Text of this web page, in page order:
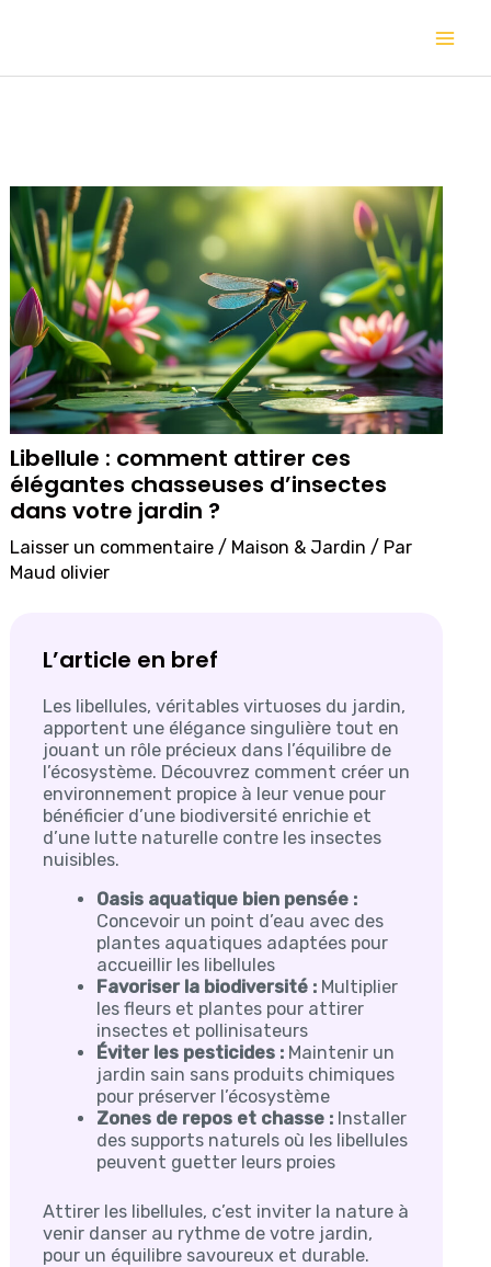
Libellule : comment attirer ces
élégantes chasseuses d’insectes
dans votre jardin ?
Laisser un commentaire / Maison & Jardin / Par
Maud olivier
L’article en bref
Les libellules, véritables virtuoses du jardin,
apportent une élégance singulière tout en
jouant un rôle précieux dans l’équilibre de
l’écosystème. Découvrez comment créer un
environnement propice à leur venue pour
bénéficier d’une biodiversité enrichie et
d’une lutte naturelle contre les insectes
nuisibles.
Oasis aquatique bien pensée :
Concevoir un point d’eau avec des
plantes aquatiques adaptées pour
accueillir les libellules
Favoriser la biodiversité : Multiplier
les fleurs et plantes pour attirer
insectes et pollinisateurs
Éviter les pesticides : Maintenir un
jardin sain sans produits chimiques
pour préserver l’écosystème
Zones de repos et chasse : Installer
des supports naturels où les libellules
peuvent guetter leurs proies
Attirer les libellules, c’est inviter la nature à
venir danser au rythme de votre jardin,
pour un équilibre savoureux et durable.